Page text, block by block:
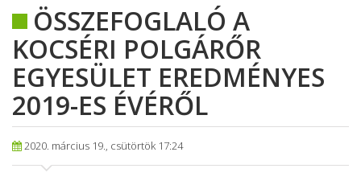
ÖSSZEFOGLALÓ A
KOCSÉRI POLGÁRŐR
EGYESÜLET EREDMÉNYES
2019-ES ÉVÉRŐL
2020. március 19., csütörtök 17:24